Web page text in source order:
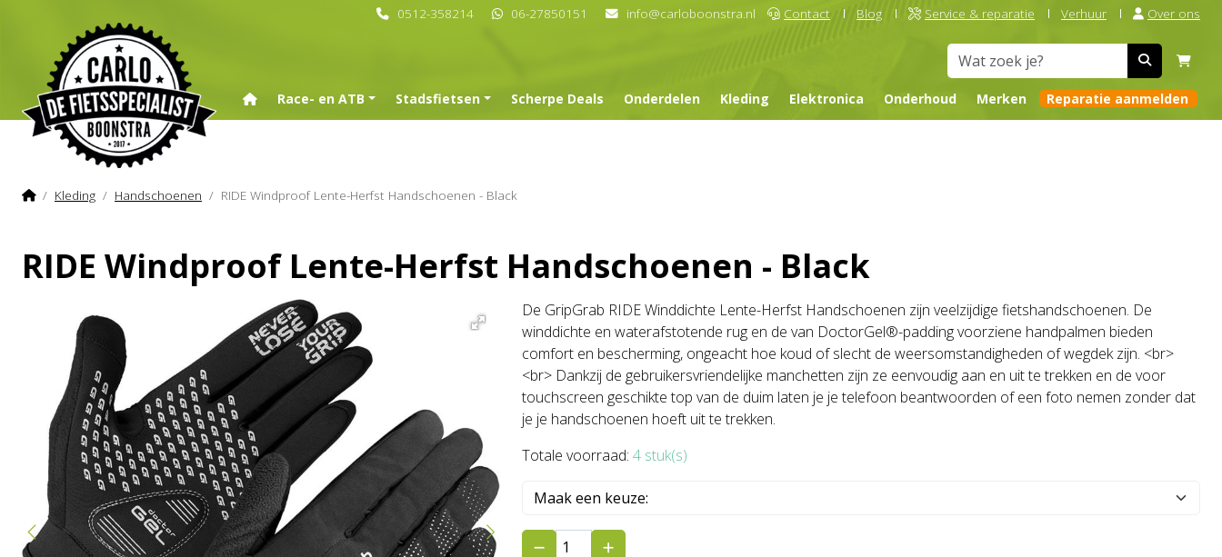
0512-358214 06-27850151 info@carloboonstra.nl Contact Blog Service & reparatie Verhuur Over ons
HomeRace- en ATB Stadsfietsen Scherpe Deals Onderdelen Kleding Elektronica Onderhoud Merken Reparatie aanmelden
HomeKleding Handschoenen RIDE Windproof Lente-Herfst Handschoenen - Black
RIDE Windproof Lente-Herfst Handschoenen - Black
De GripGrab RIDE Winddichte Lente-Herfst Handschoenen zijn veelzijdige fietshandschoenen. De
winddichte en waterafstotende rug en de van DoctorGel®-padding voorziene handpalmen bieden
comfort en bescherming, ongeacht hoe koud of slecht de weersomstandigheden of wegdek zijn. <br>
<br> Dankzij de gebruikersvriendelijke manchetten zijn ze eenvoudig aan en uit te trekken en de voor
touchscreen geschikte top van de duim laten je je telefoon beantwoorden of een foto nemen zonder dat
je je handschoenen hoeft uit te trekken.
Totale voorraad: 4 stuk(s)